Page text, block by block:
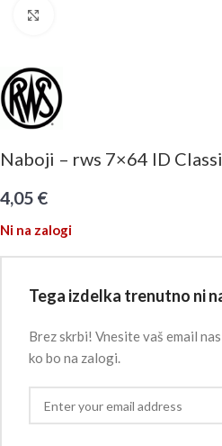
Naboji – rws 7×64 ID
4,05 €
Ni na zalogi
Tega izdelka trenutno ni
Brez skrbi! Vnesite vaš email
ko bo na zalogi.